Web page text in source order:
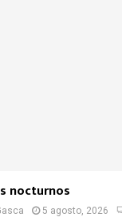
nocturnos
5 agosto, 2026